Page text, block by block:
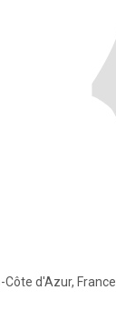
d'Azur, France